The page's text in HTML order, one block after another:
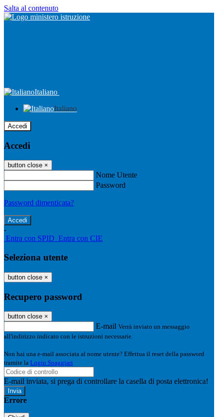
Salta al contenuto
Italiano
Italiano
Accedi
Accedi
button close ×
Nome Utente
Password
Password dimenticata?
-
Entra con SPID Entra con CIE
Seleziona utente
button close ×
Recupero password
button close ×
E-mail Verrà inviato un messaggio
all'indirizzo indicato con le istruzioni necessarie.
Non hai una e-mail associata al nome utente? Effettua il reset della password
tramite la Login Spaggiari
E-mail inviata, si prega di controllare la casella di posta elettronica!
Errore